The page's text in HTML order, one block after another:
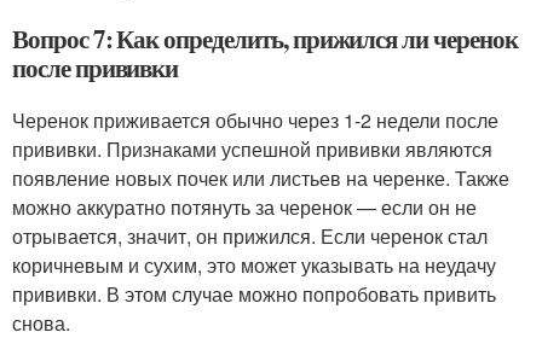
Вопрос 7: Как определить, прижился ли черенок
после прививки
Черенок приживается обычно через 1-2 недели после
прививки. Признаками успешной прививки являются
появление новых почек или листьев на черенке. Также
можно аккуратно потянуть за черенок — если он не
отрывается, значит, он прижился. Если черенок стал
коричневым и сухим, это может указывать на неудачу
прививки. В этом случае можно попробовать привить
снова.